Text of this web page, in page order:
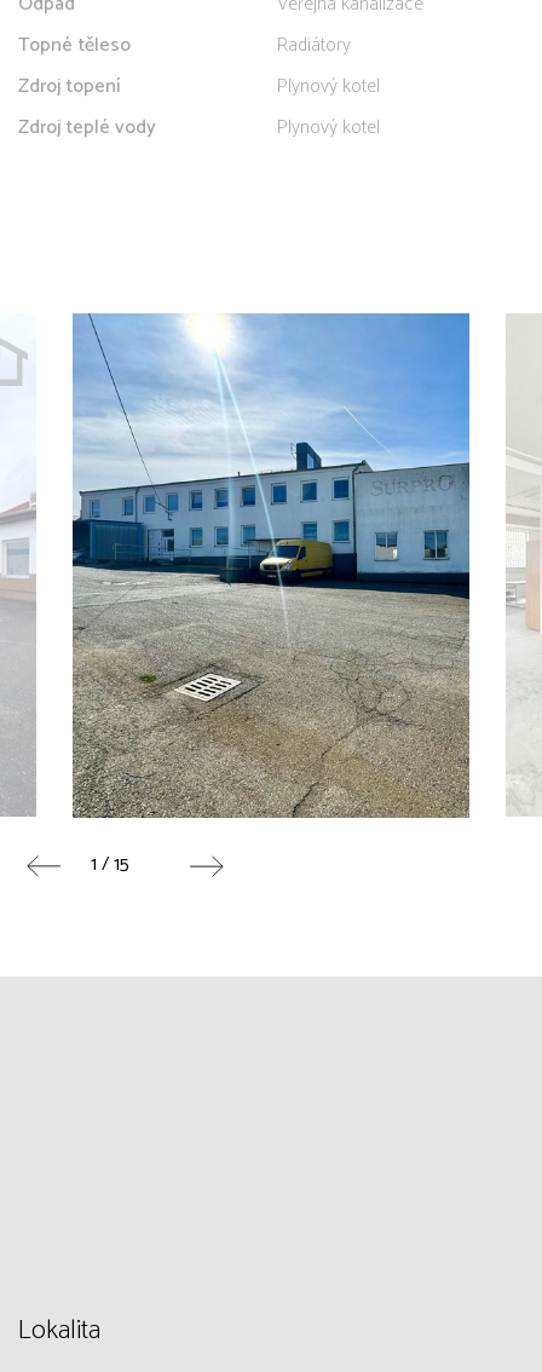
Topné těleso
Radiátory
Zdroj topení
Plynový kotel
Zdroj teplé vody
Plynový kotel
1 / 15
Lokalita